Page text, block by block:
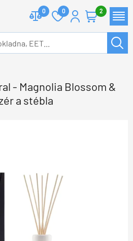
0 0 2
- Magnolia Blossom &
a stébla